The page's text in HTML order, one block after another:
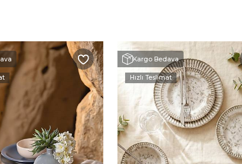
Kargo Bedava
Hızlı Teslimat